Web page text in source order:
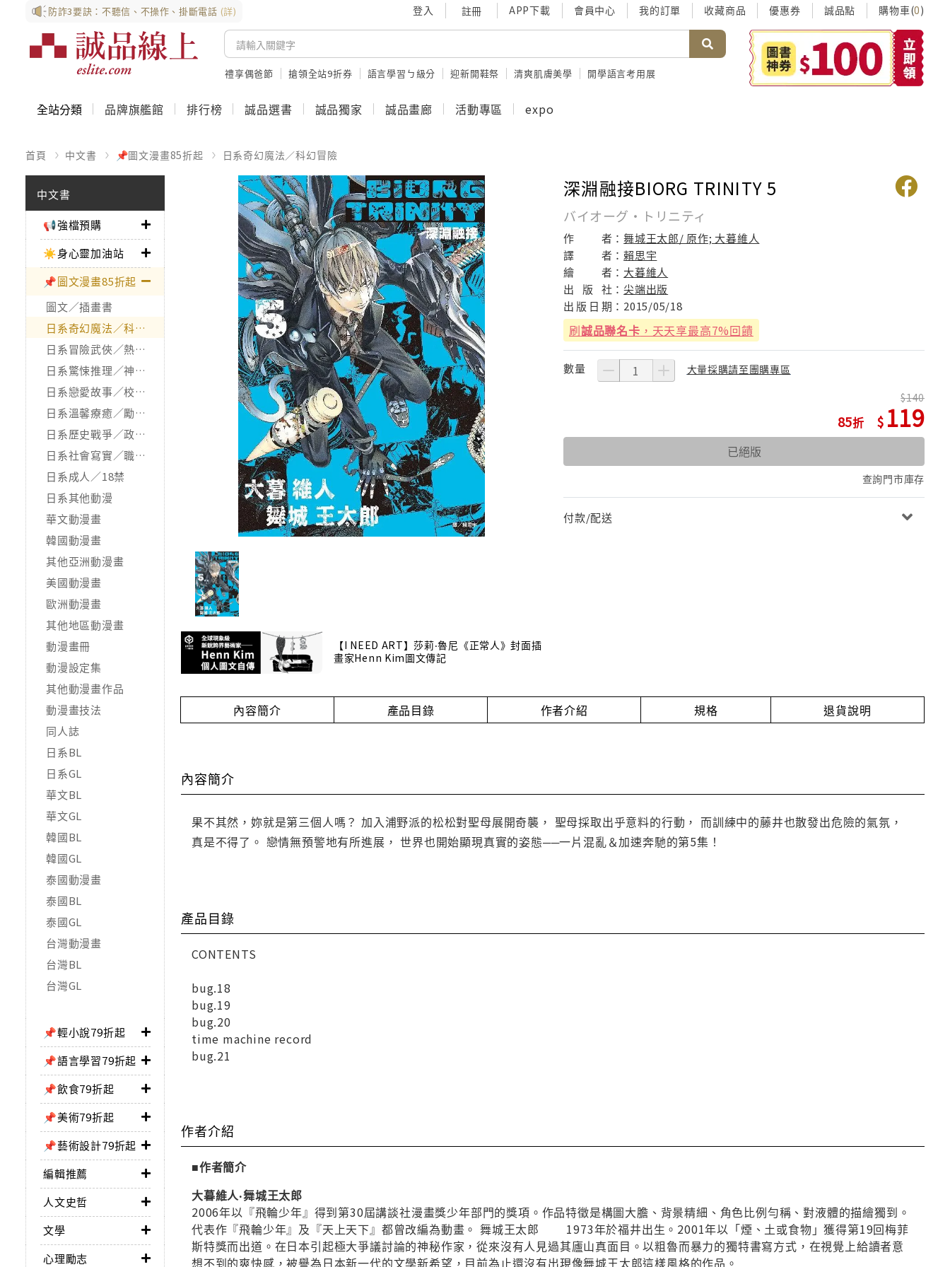
防詐3要訣：不聽信、不操作、掛斷電話 (詳) 登入 註冊 APP下載 會員中心 我的訂單 收藏商品 優惠券 誠品點 購物車(0)
禮享偶爸節 搶領全站9折券 語言學習ㄅ級分 迎新開鞋祭 清爽肌膚美學 開學語言考用展
全站分類 品牌旗艦館 排行榜 誠品選書 誠品獨家 誠品畫廊 活動專區 expo
首頁 中文書 📌圖文漫畫85折起 日系奇幻魔法／科幻冒險
中文書
📢強檔預購
☀️身心靈加油站
📌圖文漫畫85折起
圖文／插畫書
日系奇幻魔法／科幻冒險
日系冒險武俠／熱血運動
日系驚悚推理／神怪靈異
日系戀愛故事／校園青春
日系溫馨療癒／勵志搞笑
日系歷史戰爭／政治宗教
日系社會寫實／職場職人
日系成人／18禁
日系其他動漫
華文動漫畫
韓國動漫畫
其他亞洲動漫畫
美國動漫畫
歐洲動漫畫
其他地區動漫畫
動漫畫冊
動漫設定集
其他動漫畫作品
動漫畫技法
同人誌
日系BL
日系GL
華文BL
華文GL
韓國BL
韓國GL
泰國動漫畫
泰國BL
泰國GL
台灣動漫畫
台灣BL
台灣GL
📌輕小說79折起
📌語言學習79折起
📌飲食79折起
📌美術79折起
📌藝術設計79折起
編輯推薦
人文史哲
文學
心理勵志
【I NEED ART】莎莉‧魯尼《正常人》封面插
畫家Henn Kim圖文傳記
深淵融接BIORG TRINITY 5
バイオーグ・トリニティ
作 者：舞城王太郎/ 原作; 大暮維人
譯
者：賴思宇
繪
者： 大暮維人
出
版 社：尖端出版
出 版 日 期： 2015/05/18
刷誠品聯名卡 ，天天享最高7%回饋
數量 大量採購請至團購專區
85
140
119
已絕版
查詢門市庫存
付款/配送
內容簡介 產品目錄 作者介紹 規格 退貨說明
內容簡介
果不其然，妳就是第三個人嗎？ 加入浦野派的松松對聖母展開奇襲， 聖母採取出乎意料的行動， 而訓練中的藤井也散發出危險的氣氛，
真是不得了。 戀情無預警地有所進展， 世界也開始顯現真實的姿態──一片混亂＆加速奔馳的第5集！
產品目錄
CONTENTS
bug.18
bug.19
bug.20
time machine record
bug.21
作者介紹
■作者簡介
大暮維人‧舞城王太郎
2006年以『飛輪少年』得到第30屆講談社漫畫獎少年部門的獎項。作品特徵是構圖大膽、背景精細、角色比例勻稱、對液體的描繪獨到。
代表作『飛輪少年』及『天上天下』都曾改編為動畫。 舞城王太郎 1973年於福井出生。2001年以「煙、土或食物」獲得第19回梅菲
斯特獎而出道。在日本引起極大爭議討論的神秘作家，從來沒有人見過其廬山真面目。以粗魯而暴力的獨特書寫方式，在視覺上給讀者意
想不到的爽快感，被譽為日本新一代的文學新希望，目前為止還沒有出現像舞城王太郎這樣風格的作品。